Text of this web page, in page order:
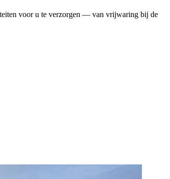
voor u te verzorgen — van vrijwaring bij de